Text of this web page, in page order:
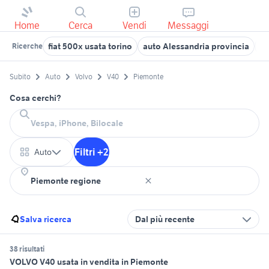
Home Cerca Vendi Messaggi
Ricerche fiat 500x usata torino auto Alessandria provincia
Subito Auto Volvo V40 Piemonte
Cosa cerchi?
Auto Filtri +2
Salva ricerca Dal più recente
38 risultati
VOLVO V40 usata in vendita in Piemonte